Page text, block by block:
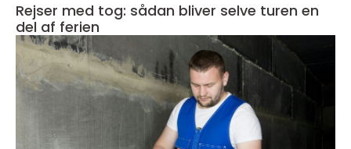
Rejser med tog: sådan bliver selve turen en
del af ferien